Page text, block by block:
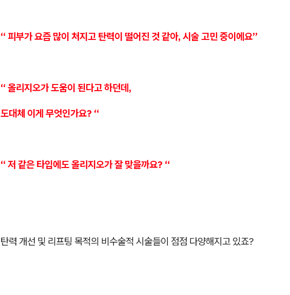
“ 피부가 요즘 많이 처지고 탄력이 떨어진 것 같아, 시술 고민 중이에요”
“ 올리지오가 도움이 된다고 하던데,
도대체 이게 무엇인가요? “
“ 저 같은 타입에도 올리지오가 잘 맞을까요? “
탄력 개선 및 리프팅 목적의 비수술적 시술들이 점점 다양해지고 있죠?